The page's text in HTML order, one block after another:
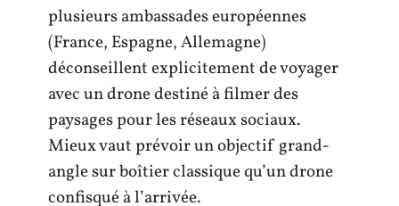
plusieurs ambassades européennes
(France, Espagne, Allemagne)
déconseillent explicitement de voyager
avec un drone destiné à filmer des
paysages pour les réseaux sociaux.
Mieux vaut prévoir un objectif grand-
angle sur boîtier classique qu’un drone
confisqué à l’arrivée.